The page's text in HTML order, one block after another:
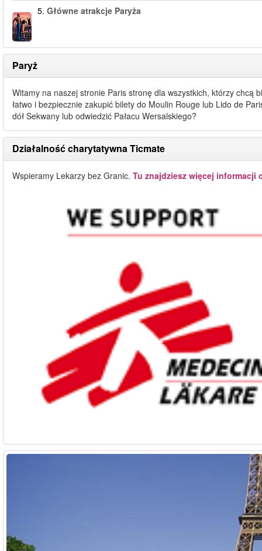
5. Główne atrakcje Paryża
Paryż
Witamy na naszej stronie Paris stronę dla wszystkich, którzy chcą
łatwo i bezpiecznie zakupić bilety do Moulin Rouge lub Lido de
dół Sekwany lub odwiedzić Pałacu Wersalskiego?
Działalność charytatywna Ticmate
Wspieramy Lekarzy bez Granic. Tu znajdziesz więcej informacji